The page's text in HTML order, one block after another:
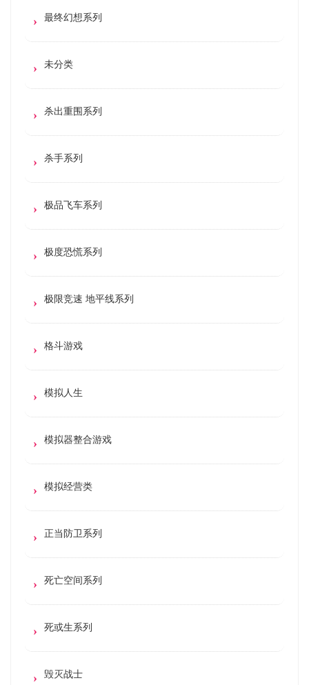
最终幻想系列
未分类
杀出重围系列
杀手系列
极品飞车系列
极度恐慌系列
极限竞速 地平线系列
格斗游戏
模拟人生
模拟器整合游戏
模拟经营类
正当防卫系列
死亡空间系列
死或生系列
毁灭战士